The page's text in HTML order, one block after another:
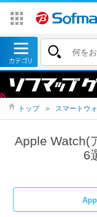
トップ ＞ スマートウ
Apple Watch(
6